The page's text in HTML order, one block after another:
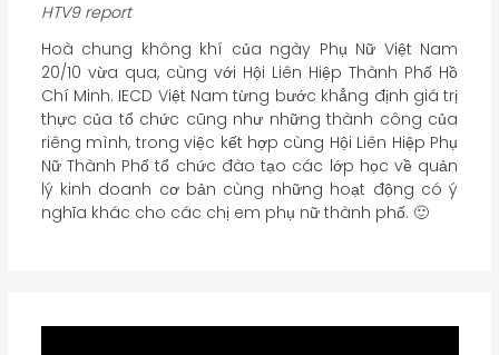
HTV9 report
Hoà chung không khí của ngày Phụ Nữ Việt Nam
20/10 vừa qua, cùng với Hội Liên Hiệp Thành Phố Hồ
Chí Minh. IECD Việt Nam từng bước khẳng định giá trị
thực của tổ chức cũng như những thành công của
riêng mình, trong việc kết hợp cùng Hội Liên Hiệp Phụ
Nữ Thành Phố tổ chức đào tạo các lớp học về quản
lý kinh doanh cơ bản cùng những hoạt động có ý
nghĩa khác cho các chị em phụ nữ thành phố. 🙂